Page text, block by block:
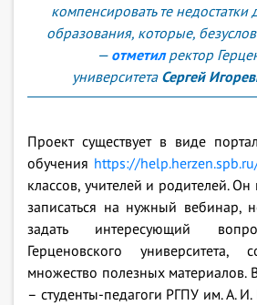
компенсировать те недостатки
образования, которые,
— отметилректор
университета Сергей
Проект существует в виде
обучения https://
классов, учителей и родителей. Он
записаться на нужный вебинар,
задать интересующий
Герценовского
множество полезных материалов.
– студенты-педагоги РГПУ им. А.